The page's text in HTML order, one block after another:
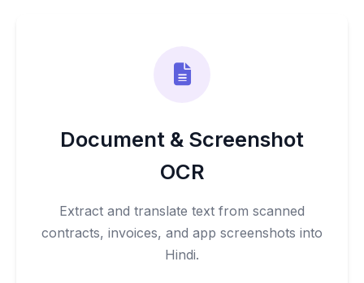
Document & Screenshot
OCR
Extract and translate text from scanned
contracts, invoices, and app screenshots into
Hindi.